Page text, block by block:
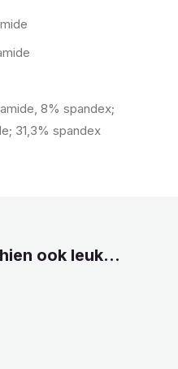
8% spandex;
31,3% spandex
ook leuk...